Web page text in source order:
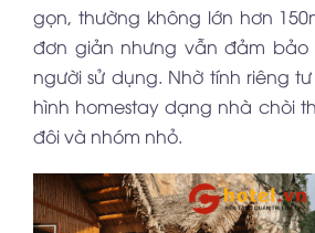
gọn, thường không lớn hơn
đơn giản nhưng vẫn đảm bảo
người sử dụng. Nhờ tính riêng
hình homestay dạng nhà chòi
đôi và nhóm nhỏ.